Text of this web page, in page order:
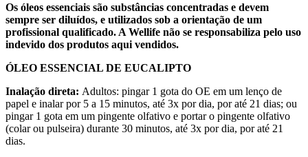
Os óleos essenciais são substâncias concentradas e devem
sempre ser diluídos, e utilizados sob a orientação de um
profissional qualificado. A Wellife não se responsabiliza pelo uso
indevido dos produtos aqui vendidos.
ÓLEO ESSENCIAL DE EUCALIPTO
Inalação direta: Adultos: pingar 1 gota do OE em um lenço de
papel e inalar por 5 a 15 minutos, até 3x por dia, por até 21 dias; ou
pingar 1 gota em um pingente olfativo e portar o pingente olfativo
(colar ou pulseira) durante 30 minutos, até 3x por dia, por até 21
dias.